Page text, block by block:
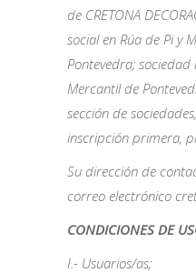
de CRETONA
social en Rúa de Pi y
Pontevedra; sociedad
Mercantil de
sección de
inscripción primera,
Su dirección de
correo electrónico
CONDICIONES DE
I.- Usuarios/as;